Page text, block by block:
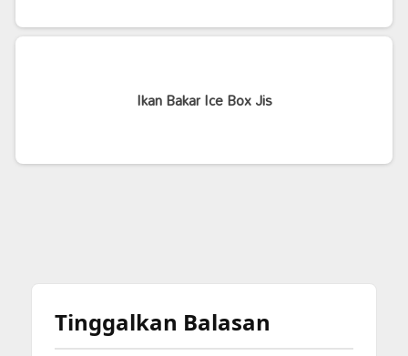
Ikan Bakar Ice Box Jis
Tinggalkan Balasan